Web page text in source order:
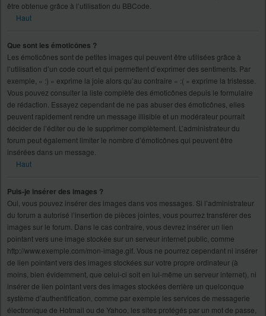
être obtenue grâce à l’utilisation du BBCode.
Haut
Que sont les émoticônes ?
Les émoticônes sont de petites images qui peuvent être utilisées grâce à
l’utilisation d’un code court et qui permettent d’exprimer des sentiments. Par
exemple, « :) » exprime la joie alors qu’au contraire « :( » exprime la tristesse.
Vous pouvez consulter la liste complète des émoticônes depuis le formulaire
de rédaction. Essayez cependant de ne pas abuser des émoticônes, elles
peuvent rapidement rendre un message illisible et un modérateur pourrait
décider de l’éditer ou de le supprimer complètement. L’administrateur du
forum peut également limiter le nombre d’émoticônes qui peuvent être
insérées dans un message.
Haut
Puis-je insérer des images ?
Oui, vous pouvez insérer des images dans vos messages. Si l’administrateur
du forum a autorisé l’insertion de pièces jointes, vous pourrez transférer des
images sur le forum. Dans le cas contraire, vous devrez insérer un lien
pointant vers une image stockée sur un serveur internet public, comme
http://www.exemple.com/mon-image.gif. Vous ne pourrez cependant ni insérer
de lien pointant vers des images stockées sur votre propre ordinateur (à
moins, bien évidemment, que celui-ci soit en lui-même un serveur internet), ni
insérer de lien pointant vers des images stockées derrière un quelconque
système d’authentification, comme par exemple les services de messagerie
électronique de Hotmail ou de Yahoo, les sites protégés par un mot de passe,